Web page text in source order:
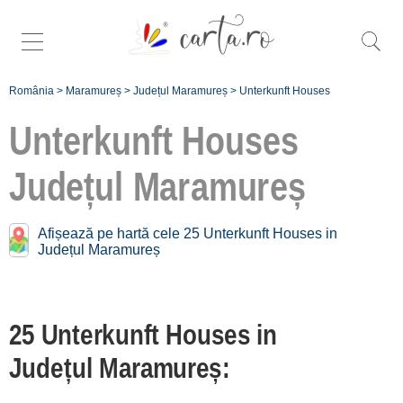
România > Maramureș > Județul Maramureș > Unterkunft Houses
Unterkunft Houses
Județul Maramureș
Afișează pe hartă cele 25 Unterkunft Houses in
Județul Maramureș
25 Unterkunft Houses in
Județul Maramureș:
Mehr bestimmten
Județul Maramureș:
Bârsana [2]
Moisei [2]